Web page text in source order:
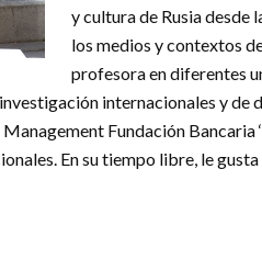
y cultura de Rusia desde
los medios y contextos
profesora en diferentes
internacionales y de
Fundación Bancaria
En su tiempo libre, le